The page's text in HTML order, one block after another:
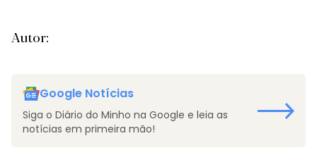
Autor:
Google Notícias
Siga o Diário do Minho na Google e leia as
notícias em primeira mão!